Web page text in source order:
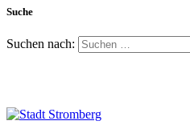
Suche
Suchen nach: